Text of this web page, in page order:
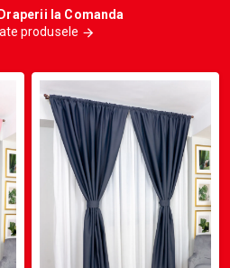
la Comanda
produsele